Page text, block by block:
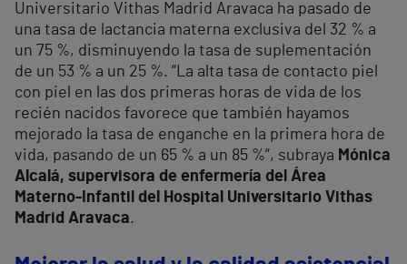
Universitario Vithas Madrid Aravaca ha pasado de
una tasa de lactancia materna exclusiva del 32 % a
un 75 %, disminuyendo la tasa de suplementación
de un 53 % a un 25 %. “La alta tasa de contacto piel
con piel en las dos primeras horas de vida de los
recién nacidos favorece que también hayamos
mejorado la tasa de enganche en la primera hora de
vida, pasando de un 65 % a un 85 %”, subraya Mónica
Alcalá, supervisora de enfermería del Área
Materno-Infantil del Hospital Universitario Vithas
Madrid Aravaca.